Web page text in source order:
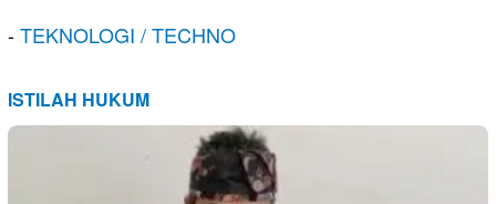
-TEKNOLOGI / TECHNO
ISTILAH HUKUM